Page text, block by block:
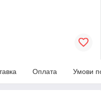
Оплата Умови